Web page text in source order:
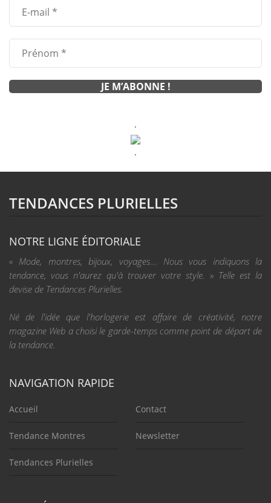
.
.
TENDANCES PLURIELLES
NOTRE LIGNE ÉDITORIALE
« Mode, montres, bijoux, voyages... Nous vous indiquons la
tendance, vous n'aurez qu'à trouver votre style. » Telle est la
devise de Tendances Plurielles.
Né de l'idée que l'horlogerie est affaire de créativité, notre
magazine Web a choisi le garde-temps comme point de départ de
la tendance.
NAVIGATION RAPIDE
Accueil
Tendance Montres
Tendances Plurielles
Contact
Newsletter